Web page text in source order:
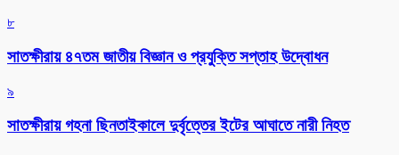
৮
সাতক্ষীরায় ৪৭তম জাতীয় বিজ্ঞান ও প্রযুক্তি সপ্তাহ উদ্বোধন
৯
সাতক্ষীরায় গহনা ছিনতাইকালে দুর্বৃত্তের ইটের আঘাতে নারী নিহত